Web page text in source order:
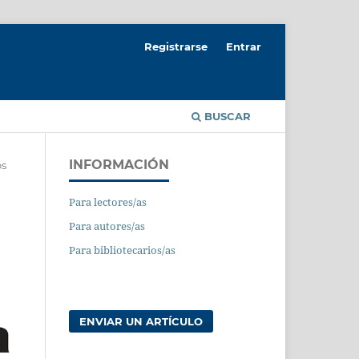
BUSCAR
Registrarse Entrar
INFORMACIÓN
Para lectores/as
Para autores/as
Para bibliotecarios/as
ENVIAR UN ARTÍCULO